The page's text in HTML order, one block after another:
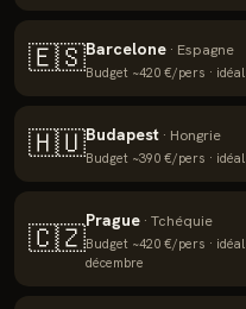
🇪🇸Barcelone · Espagne
Budget ~420 €/pers · idéal
🇭🇺Budapest · Hongrie
Budget ~390 €/pers · idéal
🇨🇿Prague · Tchéquie
Budget ~420 €/pers · idéal
décembre